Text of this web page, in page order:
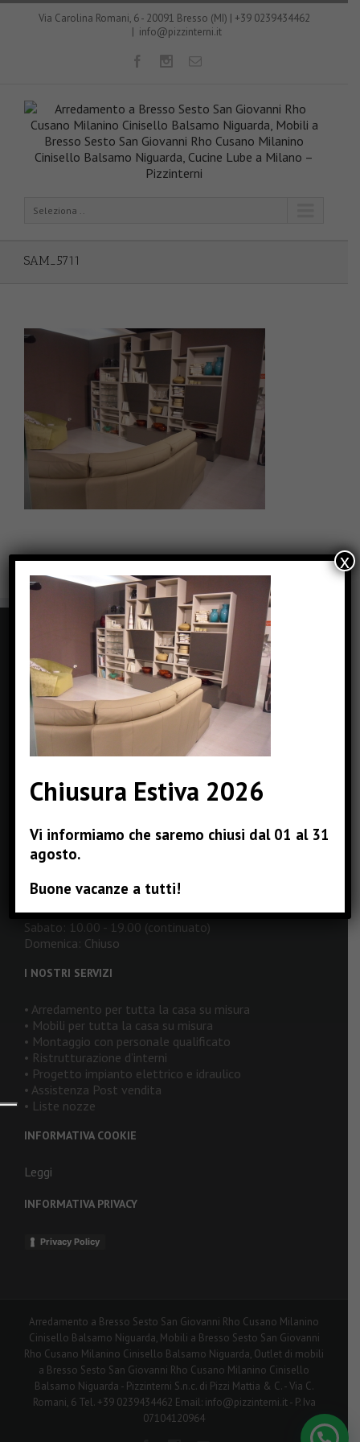
Via Carolina Romani, 6 - 20091 Bresso (MI) | +39 0239434462
| info@pizzinterni.it
Seleziona ..
SAM_5711
Via Carolina Romani, 6 - Bresso (MI)
Phone: +39 0239434462
Fax: +39 0239434462
Email:info@pizzinterni.it
Web:
Lunedì: 16.00 - 19.00
Martedì: 10.00 - 19.00 (continuato)
Mercoledì: 10.00 - 19.00 (continuato)
Giovedì: 10.00 - 19.00 (continuato)
Venerdì: 10.00 - 19.00 (continuato)
Sabato: 10.00 - 19.00 (continuato)
Domenica: Chiuso
I NOSTRI SERVIZI
• Arredamento per tutta la casa su misura
• Mobili per tutta la casa su misura
• Montaggio con personale qualificato
• Ristrutturazione d’interni
• Progetto impianto elettrico e idraulico
• Assistenza Post vendita
• Liste nozze
INFORMATIVA COOKIE
Leggi
INFORMATIVA PRIVACY
Privacy Policy
Arredamento a Bresso Sesto San Giovanni Rho Cusano Milanino
Cinisello Balsamo Niguarda, Mobili a Bresso Sesto San Giovanni
Rho Cusano Milanino Cinisello Balsamo Niguarda, Outlet di mobili
a Bresso Sesto San Giovanni Rho Cusano Milanino Cinisello
Balsamo Niguarda - Pizzinterni S.n.c. di Pizzi Mattia & C. - Via C.
Romani, 6 Tel. +39 0239434462 Email: info@pizzinterni.it - P. Iva
07104120964
Chiusura Estiva 2026
Vi informiamo che saremo chiusi dal 01 al 31
agosto.
Buone vacanze a tutti!
x